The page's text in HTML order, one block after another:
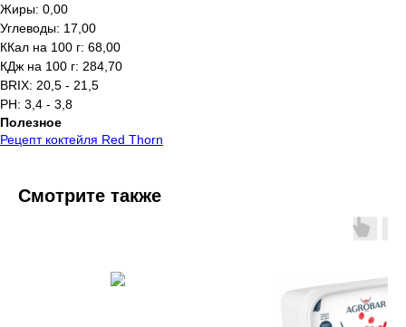
Жиры: 0,00
Углеводы: 17,00
ККал на 100 г: 68,00
КДж на 100 г: 284,70
BRIX: 20,5 - 21,5
PH: 3,4 - 3,8
Полезное
Рецепт коктейля Red Thorn
Смотрите также